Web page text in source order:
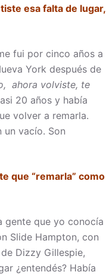
esa falta de lugar,
fui por cinco años a
York después de
ahora volviste, te
20 años y había
volver a remarla.
un vacío. Son
que “remarla” como
gente que yo conocía
Slide Hampton, con
Dizzy Gillespie,
¿entendés? Había